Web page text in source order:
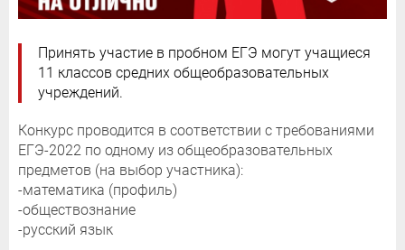
Принять участие в пробном ЕГЭ могут учащиеся
11 классов средних общеобразовательных
учреждений.
Конкурс проводится в соответствии с требованиями
ЕГЭ-2022 по одному из общеобразовательных
предметов (на выбор участника):
-математика (профиль)
-обществознание
-русский язык